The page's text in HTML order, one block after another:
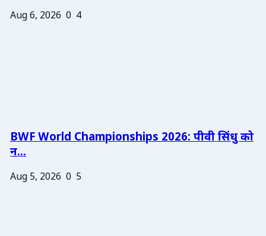
Aug 6, 2026 0 4
BWF World Championships 2026: पीवी सिंधु को
न...
Aug 5, 2026 0 5